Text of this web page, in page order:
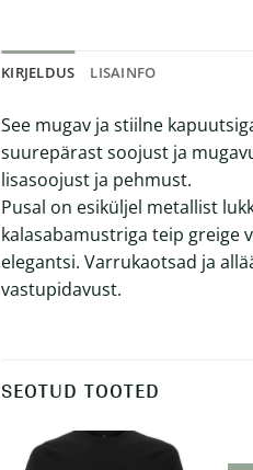
KIRJELDUS LISAINFO
See mugav ja stiilne
suurepärast soojust ja
lisasoojust ja pehmust.
Pusal on esiküljel metallist
kalasabamustriga teip greige
elegantsi. Varrukaotsad ja
vastupidavust.
SEOTUD TOOTED